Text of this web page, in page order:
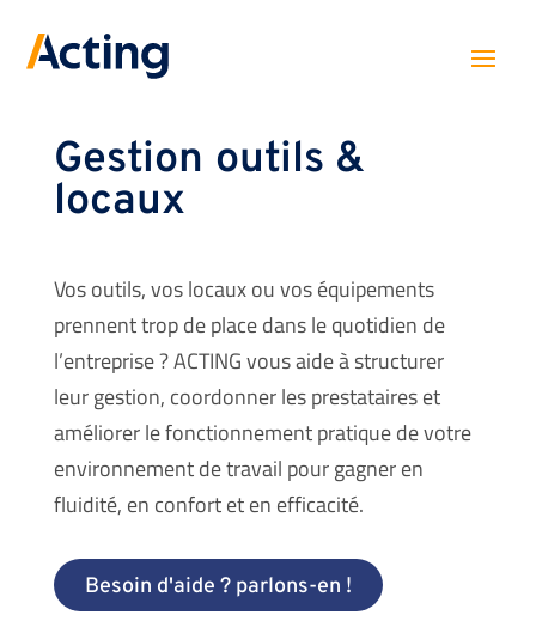
Gestion outils &
locaux
Vos outils, vos locaux ou vos équipements
prennent trop de place dans le quotidien de
l’entreprise ? ACTING vous aide à structurer
leur gestion, coordonner les prestataires et
améliorer le fonctionnement pratique de votre
environnement de travail pour gagner en
fluidité, en confort et en efficacité.
Besoin d'aide ? parlons-en !